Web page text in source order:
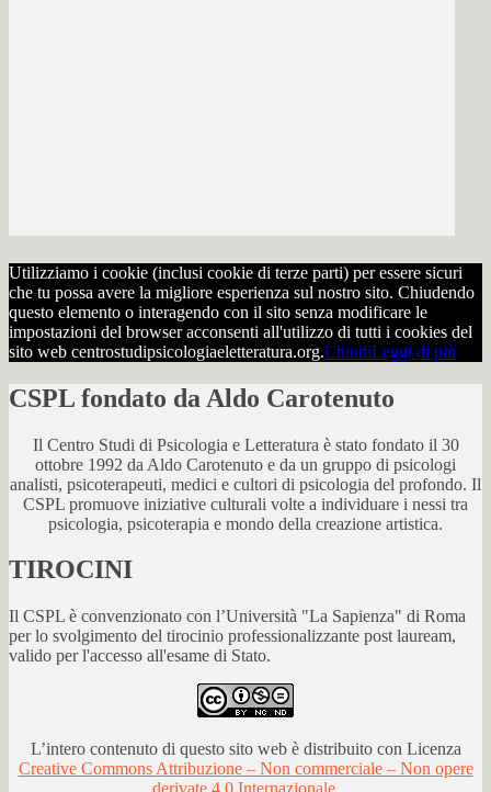
Utilizziamo i cookie (inclusi cookie di terze parti) per essere sicuri
che tu possa avere la migliore esperienza sul nostro sito. Chiudendo
questo elemento o interagendo con il sito senza modificare le
impostazioni del browser acconsenti all'utilizzo di tutti i cookies del
sito web centrostudipsicologiaeletteratura.org.ChiudiLeggi di più
CSPL fondato da Aldo Carotenuto
Il Centro Studi di Psicologia e Letteratura è stato fondato il 30
ottobre 1992 da Aldo Carotenuto e da un gruppo di psicologi
analisti, psicoterapeuti, medici e cultori di psicologia del profondo. Il
CSPL promuove iniziative culturali volte a individuare i nessi tra
psicologia, psicoterapia e mondo della creazione artistica.
TIROCINI
Il CSPL è convenzionato con l’Università "La Sapienza" di Roma
per lo svolgimento del tirocinio professionalizzante post lauream,
valido per l'accesso all'esame di Stato.
L’intero contenuto di questo sito web è distribuito con Licenza
Creative Commons Attribuzione – Non commerciale – Non opere